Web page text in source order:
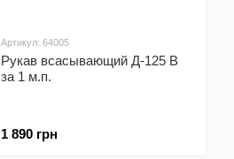
Артикул: 64005
Рукав всасывающий Д-125 В
за 1 м.п.
1 890 грн